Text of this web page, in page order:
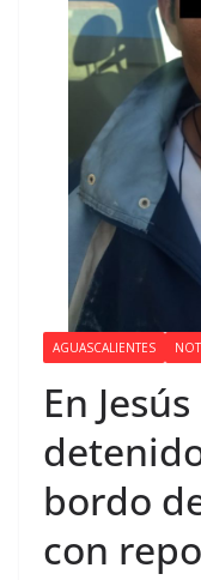
AGUASCALIENTES
En
bordo
con